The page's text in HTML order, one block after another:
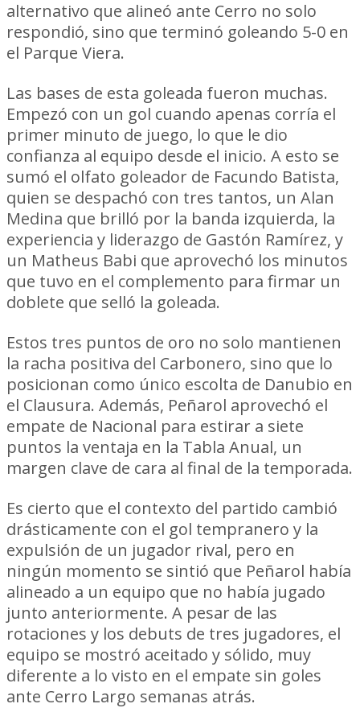
alternativo que alineó ante Cerro no solo
respondió, sino que terminó goleando 5-0 en
el Parque Viera.
Las bases de esta goleada fueron muchas.
Empezó con un gol cuando apenas corría el
primer minuto de juego, lo que le dio
confianza al equipo desde el inicio. A esto se
sumó el olfato goleador de Facundo Batista,
quien se despachó con tres tantos, un Alan
Medina que brilló por la banda izquierda, la
experiencia y liderazgo de Gastón Ramírez, y
un Matheus Babi que aprovechó los minutos
que tuvo en el complemento para firmar un
doblete que selló la goleada.
Estos tres puntos de oro no solo mantienen
la racha positiva del Carbonero, sino que lo
posicionan como único escolta de Danubio en
el Clausura. Además, Peñarol aprovechó el
empate de Nacional para estirar a siete
puntos la ventaja en la Tabla Anual, un
margen clave de cara al final de la temporada.
Es cierto que el contexto del partido cambió
drásticamente con el gol tempranero y la
expulsión de un jugador rival, pero en
ningún momento se sintió que Peñarol había
alineado a un equipo que no había jugado
junto anteriormente. A pesar de las
rotaciones y los debuts de tres jugadores, el
equipo se mostró aceitado y sólido, muy
diferente a lo visto en el empate sin goles
ante Cerro Largo semanas atrás.